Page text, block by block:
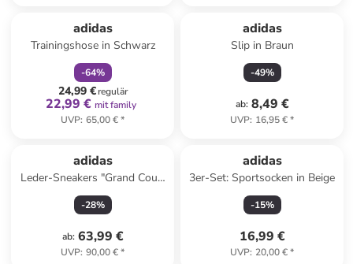
adidas
Trainingshose in Schwarz
-64%
24,99 €regulär
22,99 € mit family
UVP: 65,00 €*
adidas
Slip in Braun
-49%
ab: 8,49 €
UVP: 16,95 €*
adidas
Leder-Sneakers "Grand Court
Alpha 00s" in Grün
-28%
ab: 63,99 €
UVP: 90,00 €*
adidas
3er-Set: Sportsocken in Beige
-15%
16,99 €
UVP: 20,00 €*